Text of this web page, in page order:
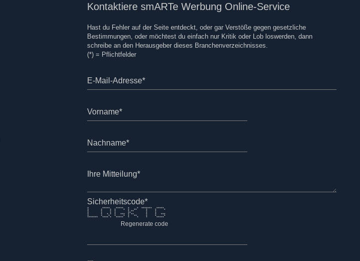
Kontaktiere smARTe Werbung Online-Service
Hast du Fehler auf der Seite entdeckt, oder gar Verstöße gegen gesetzliche
Bestimmungen, oder möchtest du einfach nur Kritik oder Lob loswerden, dann
schreibe an den Herausgeber dieses Branchenverzeichnisses.
(*) = Pflichtfelder
E-Mail-Adresse*
Vorname*
Nachname*
Ihre Mitteilung*
Sicherheitscode*
* ***** ***** * * ******* *****
* * * * * * ** * * *
* * * * * ** * *
* * * * ** * *
* * * * * *** * ** * * ***
* * * * * * ** * * *
******* **** * ***** * * * *****
Regenerate code